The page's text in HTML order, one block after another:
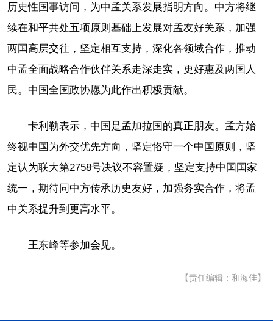
历史性国事访问，为中孟关系发展指明方向。中方将继
续在和平共处五项原则基础上发展对孟友好关系，加强
两国高层交往，坚定相互支持，深化各领域合作，推动
中孟全面战略合作伙伴关系走深走实，更好惠及两国人
民。中国全国政协愿为此作出积极贡献。
卡利勒表示，中国是孟加拉国的真正朋友。孟方始
终视中国为外交优先方向，坚定恪守一个中国原则，坚
定认为联大第2758号决议不容置疑，坚定支持中国国家
统一，期待同中方传承历史友好，加强务实合作，将孟
中关系提升到更高水平。
王东峰等参加会见。
【责任编辑：和海佳】